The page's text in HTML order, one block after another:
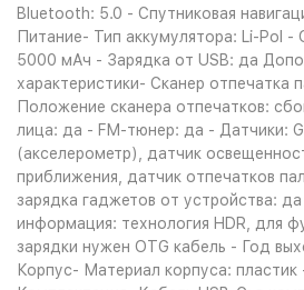
Bluetooth: 5.0 - Спутниковая
Питание- Тип аккумулятора: Li-Pol -
5000 мАч - Зарядка от USB: да
характеристики- Сканер отпечатка
Положение сканера отпечатков:
лица: да - FM-тюнер: да - Датчики:
(акселерометр), датчик
приближения, датчик отпечатков
зарядка гаджетов от устройства:
информация: технология HDR, для
зарядки нужен OTG кабель - Год
Корпус- Материал корпуса: пластик